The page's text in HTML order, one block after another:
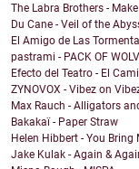
The Labra Brothers -
Du Cane - Veil of the
El Amigo de Las
pastrami - PACK OF
Efecto del Teatro - El
ZYNOVOX - Vibez on
Max Rauch - Alligators
Bakakaï - Paper Straw
Helen Hibbert - You Bring
Jake Kulak - Again &